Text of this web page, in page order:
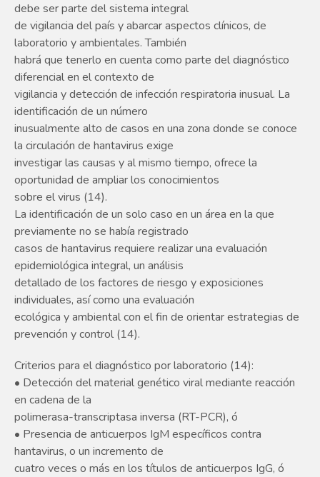
debe ser parte del sistema integral
de vigilancia del país y abarcar aspectos clínicos, de
laboratorio y ambientales. También
habrá que tenerlo en cuenta como parte del diagnóstico
diferencial en el contexto de
vigilancia y detección de infección respiratoria inusual. La
identificación de un número
inusualmente alto de casos en una zona donde se conoce
la circulación de hantavirus exige
investigar las causas y al mismo tiempo, ofrece la
oportunidad de ampliar los conocimientos
sobre el virus (14).
La identificación de un solo caso en un área en la que
previamente no se había registrado
casos de hantavirus requiere realizar una evaluación
epidemiológica integral, un análisis
detallado de los factores de riesgo y exposiciones
individuales, así como una evaluación
ecológica y ambiental con el fin de orientar estrategias de
prevención y control (14).
Criterios para el diagnóstico por laboratorio (14):
• Detección del material genético viral mediante reacción
en cadena de la
polimerasa-transcriptasa inversa (RT-PCR), ó
• Presencia de anticuerpos IgM específicos contra
hantavirus, o un incremento de
cuatro veces o más en los títulos de anticuerpos IgG, ó